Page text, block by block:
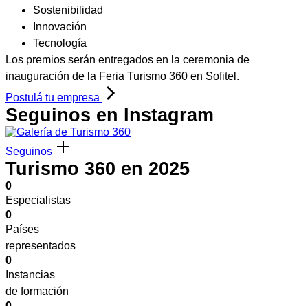
Sostenibilidad
Innovación
Tecnología
Los premios serán entregados en la ceremonia de
inauguración de la Feria Turismo 360 en Sofitel.
Postulá tu empresa
Seguinos en Instagram
Seguinos
Turismo 360 en 2025
0
Especialistas
0
Países
representados
0
Instancias
de formación